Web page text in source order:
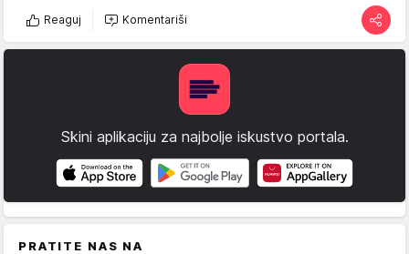
Reaguj Komentariši
Skini aplikaciju za najbolje iskustvo portala.
PRATITE NAS NA